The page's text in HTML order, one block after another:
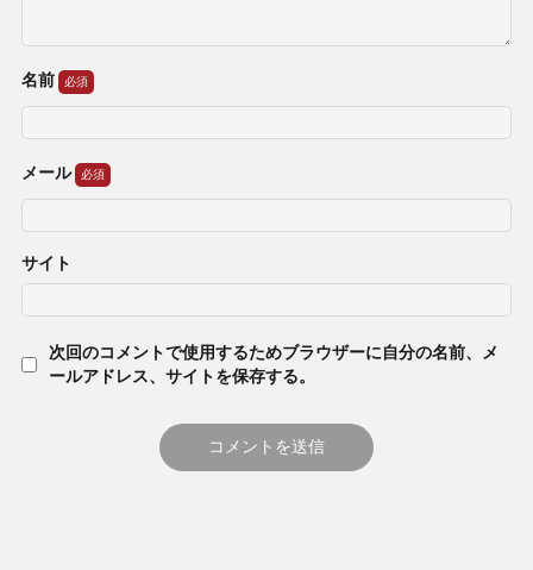
名前
メール
サイト
次回のコメントで使用するためブラウザーに自分の名前、メ
ールアドレス、サイトを保存する。